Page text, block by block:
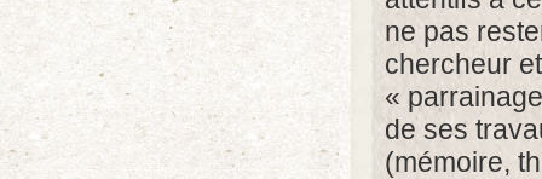
ne pas
chercheur
«
de ses
(mémoire,